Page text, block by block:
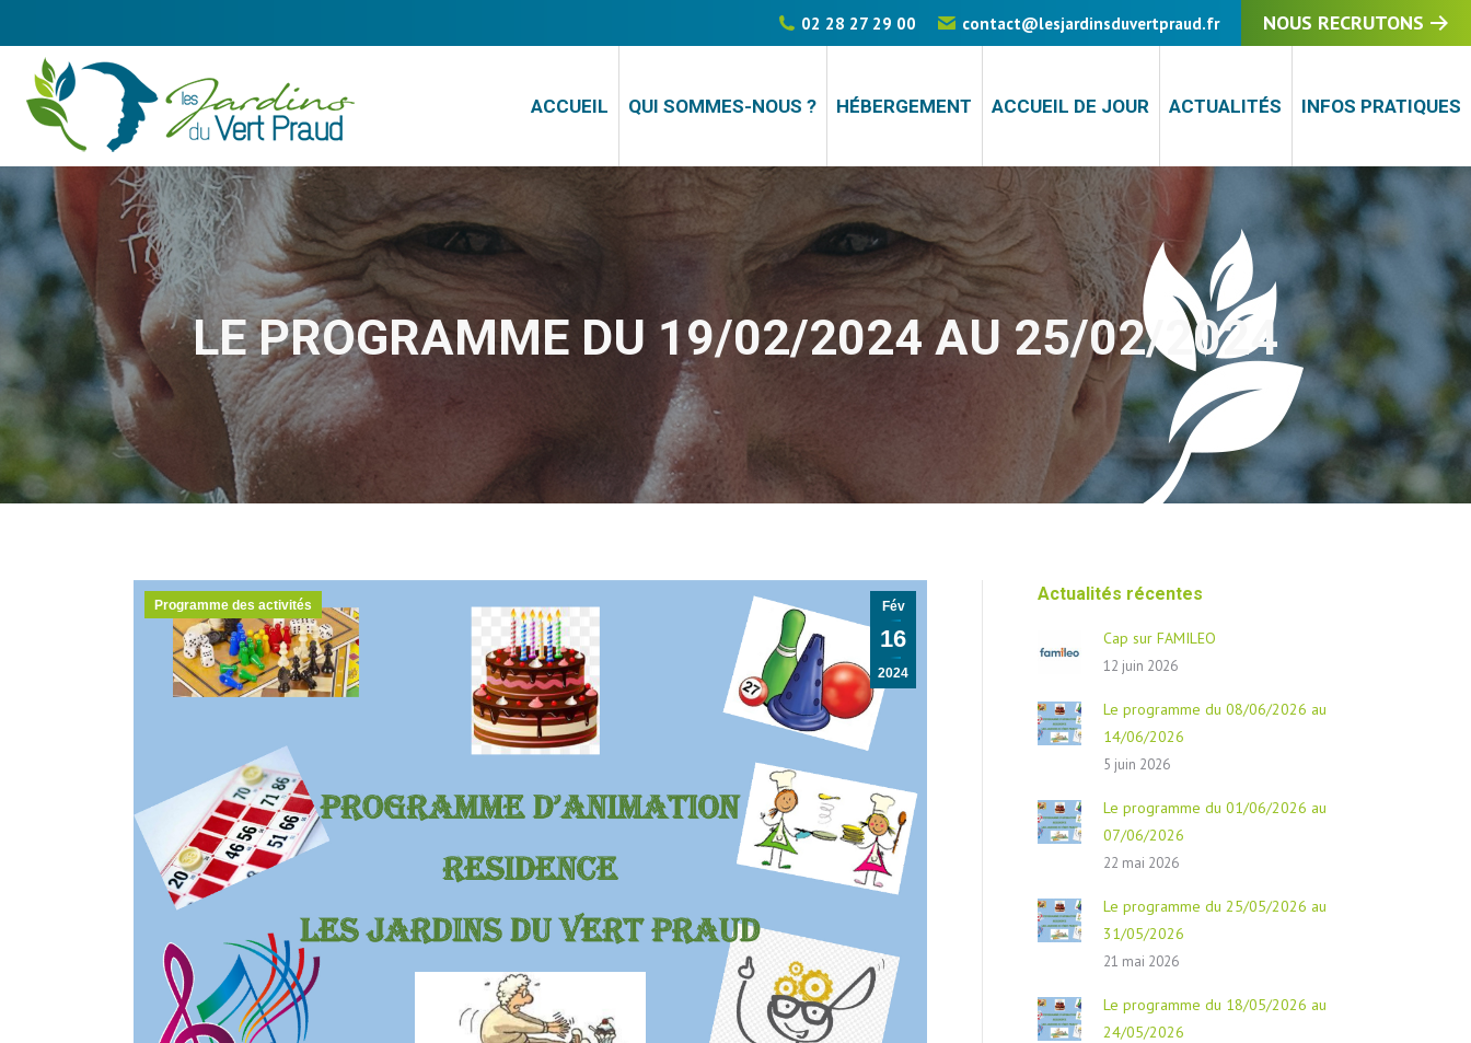
02 28 27 29 00 contact@lesjardinsduvertpraud.fr NOUS RECRUTONS
ACCUEIL QUI SOMMES-NOUS ? HÉBERGEMENT ACCUEIL DE JOUR ACTUALITÉS INFOS PRATIQUES
LE PROGRAMME DU 19/02/2024 AU 25/02/2024
Fév
16
2024
Programme des activités
Actualités récentes
Cap sur FAMILEO
12 juin 2026
Le programme du 08/06/2026 au
14/06/2026
5 juin 2026
Le programme du 01/06/2026 au
07/06/2026
22 mai 2026
Le programme du 25/05/2026 au
31/05/2026
21 mai 2026
Le programme du 18/05/2026 au
24/05/2026
02 28 27 29 00 contact@lesjardinsduvertpraud.fr NOUS RECRUTONS
ACCUEIL QUI SOMMES-NOUS ? HÉBERGEMENT ACCUEIL DE JOUR ACTUALITÉS INFOS PRATIQUES